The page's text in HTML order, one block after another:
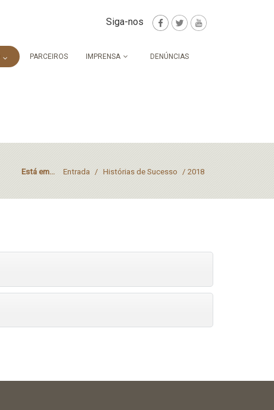
Siga-nos
PARCEIROS IMPRENSA DENÚNCIAS
Está em... Entrada / Histórias de Sucesso / 2018